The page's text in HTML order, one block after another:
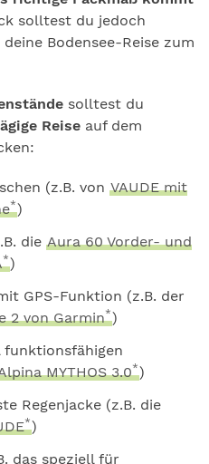
solltest du jedoch
Bodensee-Reise zum
solltest du
Reise auf dem
(z.B. von VAUDE mit
*)
die Aura 60 Vorder- und
*)
GPS-Funktion (z.B. der
2 von Garmin*)
funktionsfähigen
MYTHOS 3.0*)
Regenjacke (z.B. die
*)
das speziell für